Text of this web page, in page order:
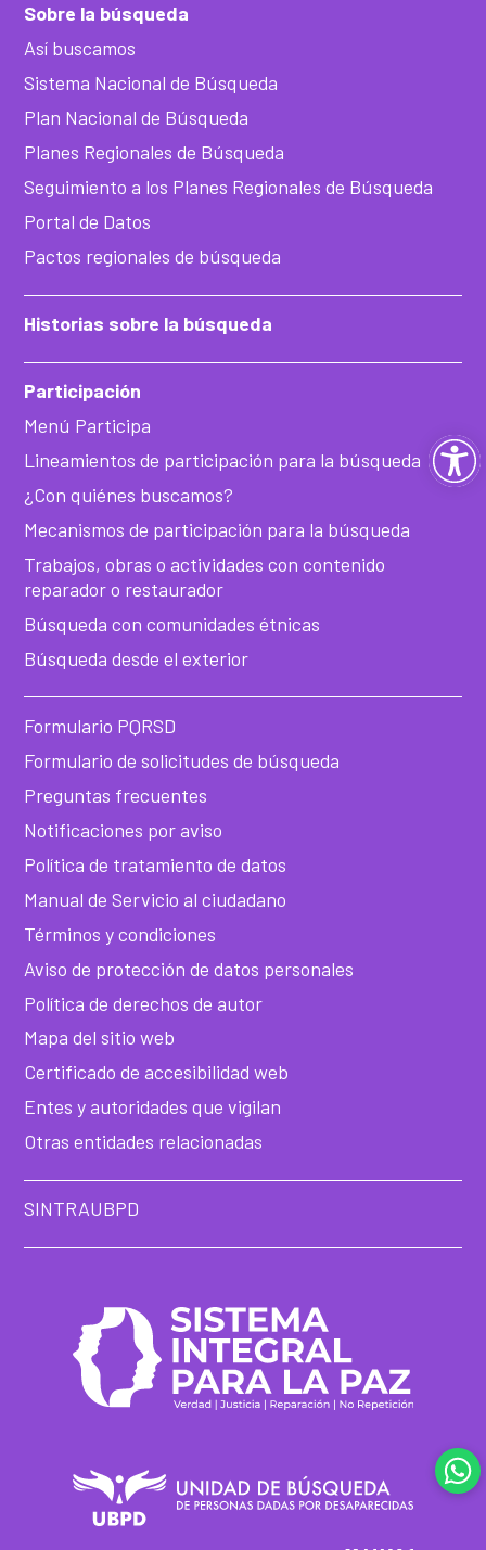
Sobre la búsqueda
Así buscamos
Sistema Nacional de Búsqueda
Plan Nacional de Búsqueda
Planes Regionales de Búsqueda
Seguimiento a los Planes Regionales de Búsqueda
Portal de Datos
Pactos regionales de búsqueda
Historias sobre la búsqueda
Participación
Menú Participa
Lineamientos de participación para la búsqueda
¿Con quiénes buscamos?
Mecanismos de participación para la búsqueda
Trabajos, obras o actividades con contenido
reparador o restaurador
Búsqueda con comunidades étnicas
Búsqueda desde el exterior
Formulario PQRSD
Formulario de solicitudes de búsqueda
Preguntas frecuentes
Notificaciones por aviso
Política de tratamiento de datos
Manual de Servicio al ciudadano
Términos y condiciones
Aviso de protección de datos personales
Política de derechos de autor
Mapa del sitio web
Certificado de accesibilidad web
Entes y autoridades que vigilan
Otras entidades relacionadas
SINTRAUBPD